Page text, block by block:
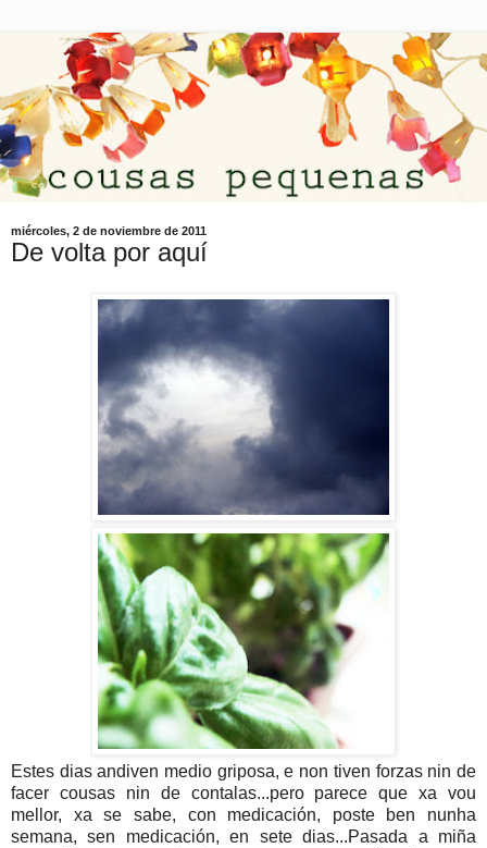
miércoles, 2 de noviembre de 2011
De volta por aquí
Estes dias andiven medio griposa, e non tiven forzas nin de
facer cousas nin de contalas...pero parece que xa vou
mellor, xa se sabe, con medicación, poste ben nunha
semana, sen medicación, en sete dias...Pasada a miña